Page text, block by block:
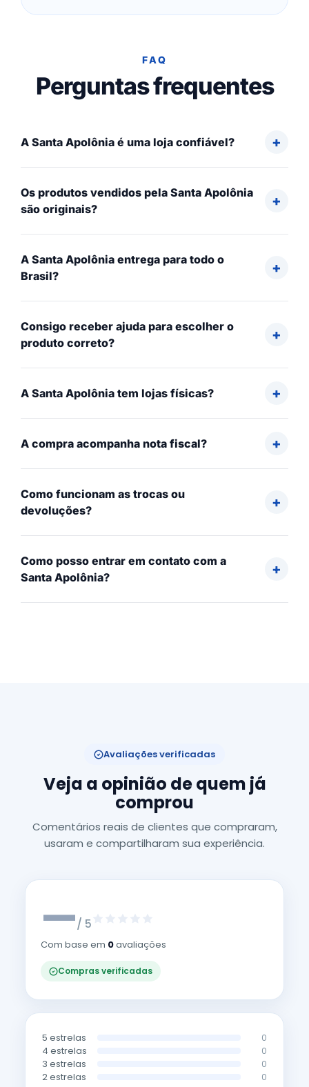
FAQ
Perguntas frequentes
A Santa Apolônia é uma loja confiável?
Os produtos vendidos pela Santa Apolônia
são originais?
A Santa Apolônia entrega para todo o
Brasil?
Consigo receber ajuda para escolher o
produto correto?
A Santa Apolônia tem lojas físicas?
A compra acompanha nota fiscal?
Como funcionam as trocas ou
devoluções?
Como posso entrar em contato com a
Santa Apolônia?
Avaliações verificadas
Veja a opinião de quem já
comprou
Comentários reais de clientes que compraram,
usaram e compartilharam sua experiência.
—/ 5
Com base em 0avaliações
Compras verificadas
5 estrelas 0
4 estrelas 0
3 estrelas 0
2 estrelas 0